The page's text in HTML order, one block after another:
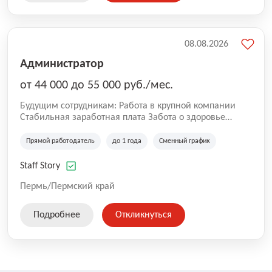
Администратор
от 44 000 до 55 000 руб./мес.
Будущим сотрудникам: Работа в крупной компании
Стабильная заработная плата Забота о здоровье
Возможность профессионального и карьерного роста
Story удобнее, открывая возможности для постоянного
Прямой работодатель до 1 года Сменный график
Staff Story
Пермь/Пермский край
08.08.2026
Подробнее Откликнуться